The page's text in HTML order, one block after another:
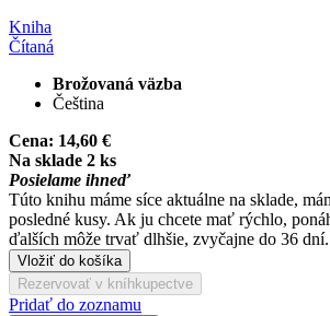
Kniha
Čítaná
Brožovaná väzba
Čeština
Cena: 14,60 €
Na sklade 2 ks
Posielame ihneď
Túto knihu máme síce aktuálne na sklade,
posledné kusy. Ak ju chcete mať rýchlo,
ďalších môže trvať dlhšie, zvyčajne do 36 dní.
Vložiť do košíka
Rezervovať v kníhkupectve
Pridať do zoznamu